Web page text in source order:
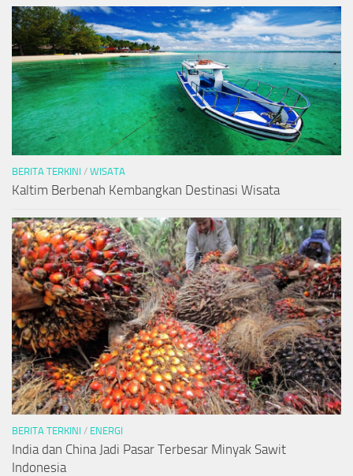
BERITA TERKINI / WISATA
Kaltim Berbenah Kembangkan Destinasi Wisata
BERITA TERKINI / ENERGI
India dan China Jadi Pasar Terbesar Minyak Sawit
Indonesia